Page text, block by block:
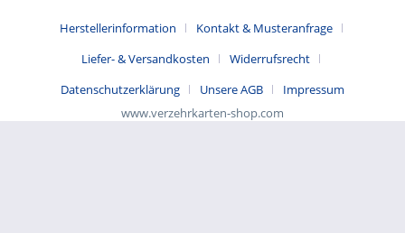
Herstellerinformation
Kontakt & Musteranfrage
Liefer- & Versandkosten
Widerrufsrecht
Datenschutzerklärung
Unsere AGB
Impressum
www.verzehrkarten-shop.com